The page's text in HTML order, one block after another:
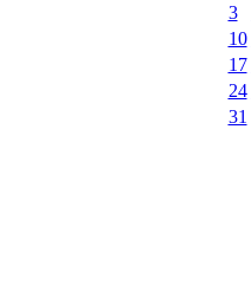
3
10
17
24
31